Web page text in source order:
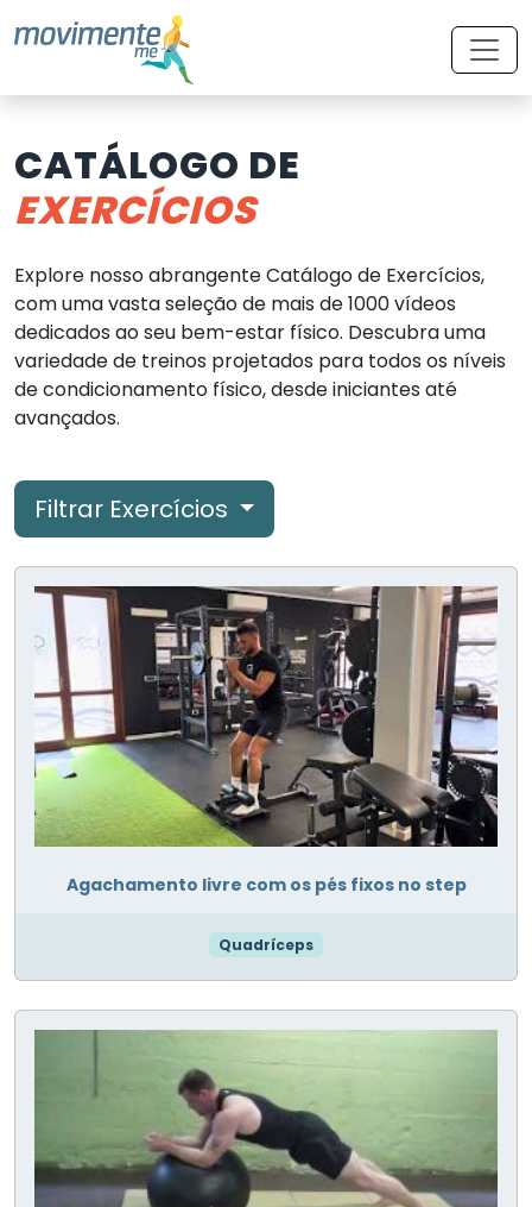
CATÁLOGO DE
EXERCÍCIOS
Explore nosso abrangente Catálogo de Exercícios,
com uma vasta seleção de mais de 1000 vídeos
dedicados ao seu bem-estar físico. Descubra uma
variedade de treinos projetados para todos os níveis
de condicionamento físico, desde iniciantes até
avançados.
Filtrar Exercícios
Agachamento livre com os pés fixos no step
Quadríceps